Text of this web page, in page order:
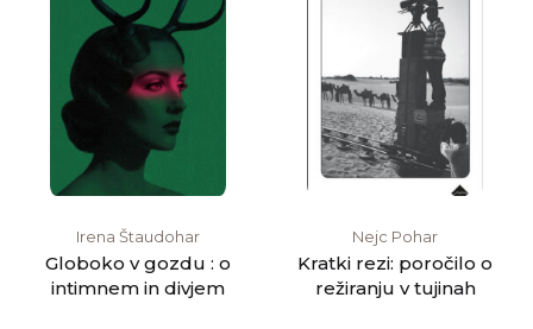
Irena Štaudohar
Globoko v gozdu : o
intimnem in divjem
Nejc Pohar
Kratki rezi: poročilo o
režiranju v tujinah